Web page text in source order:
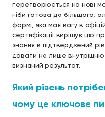
перетворюється на нові
ніби готова до більшого,
формі, яка має вагу в
сертифікації вирішує цю
знання в підтверджений
давати не лише внутрішню
визнаний результат.
Який рівень
чому це ключове